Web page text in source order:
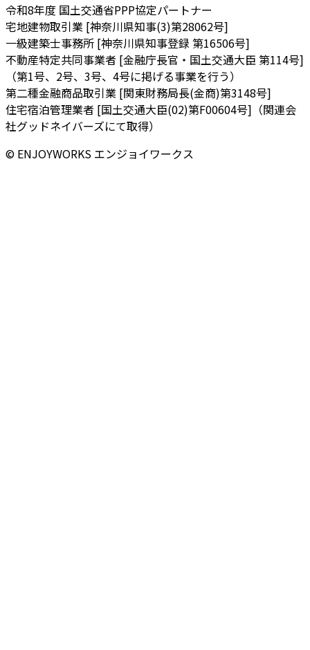
令和8年度 国土交通省PPP協定パートナー
宅地建物取引業 [神奈川県知事(3)第28062号]
一級建築士事務所 [神奈川県知事登録 第16506号]
不動産特定共同事業者 [金融庁長官・国土交通大臣 第114号]
（第1号、2号、3号、4号に掲げる事業を行う）
第二種金融商品取引業 [関東財務局長(金商)第3148号]
住宅宿泊管理業者 [国土交通大臣(02)第F00604号]（関連会
社グッドネイバーズにて取得）
© ENJOYWORKS エンジョイワークス